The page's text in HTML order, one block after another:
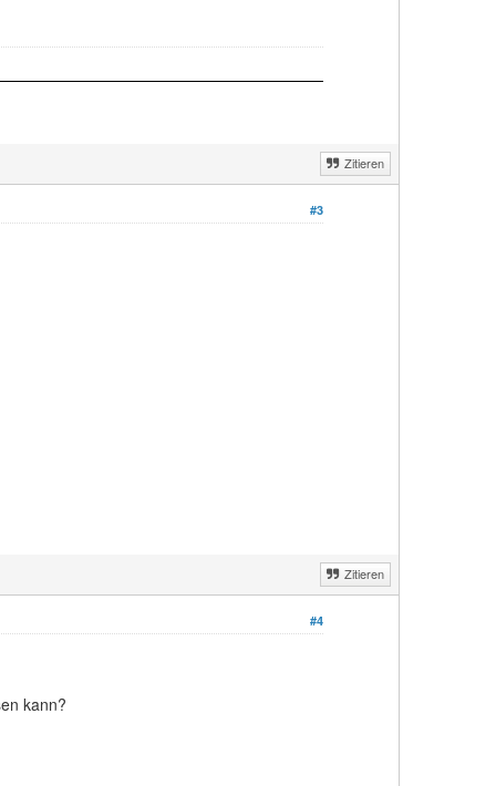
Zitieren
#3
Zitieren
#4
kann?